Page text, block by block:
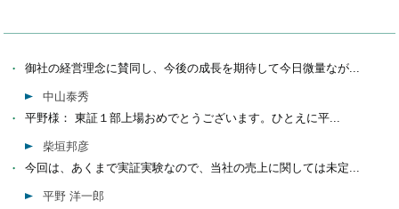
御社の経営理念に賛同し、今後の成長を期待して今日微量なが...
中山泰秀
平野様： 東証１部上場おめでとうございます。ひとえに平...
柴垣邦彦
今回は、あくまで実証実験なので、当社の売上に関しては未定...
平野 洋一郎